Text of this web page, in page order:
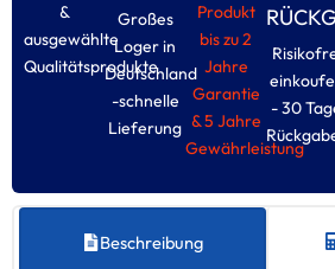
&
ausgewählte
Qualitätsprodukte
Großes
Loger in
Deutschland
-schnelle
Lieferung
Produkt
bis zu 2
Jahre
Garantie
& 5 Jahre
Gewährleistung
- 30
Beschreibung